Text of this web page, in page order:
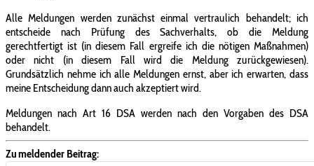
Alle Meldungen werden zunächst einmal vertraulich behandelt; ich
entscheide nach Prüfung des Sachverhalts, ob die Meldung
gerechtfertigt ist (in diesem Fall ergreife ich die nötigen Maßnahmen)
oder nicht (in diesem Fall wird die Meldung zurückgewiesen).
Grundsätzlich nehme ich alle Meldungen ernst, aber ich erwarten, dass
meine Entscheidung dann auch akzeptiert wird.
Meldungen nach Art 16 DSA werden nach den Vorgaben des DSA
behandelt.
Zu meldender Beitrag: